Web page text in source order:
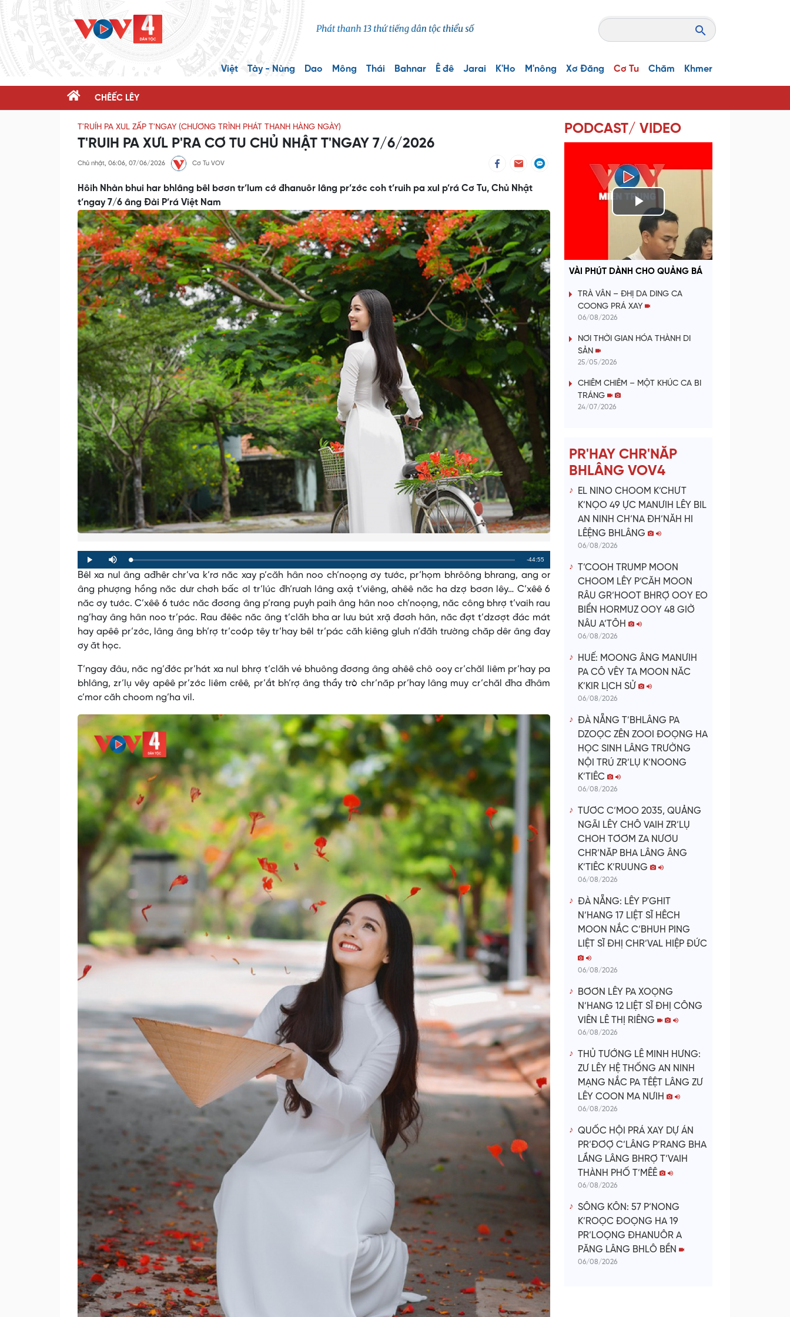
Việt Tày - Nùng Dao Mông Thái Bahnar Ê đê Jarai K'Ho M'nông Xơ Đăng Cơ Tu Chăm Khmer
CHÊẾC LÊY
T'RUÍH PA XUL ZẤP T'NGAY (CHƯƠNG TRÌNH PHÁT THANH HÀNG NGÀY)
T'RUIH PA XƯL P'RA CƠ TU CHỦ NHẬT T'NGAY 7/6/2026
Chủ nhật, 06:06, 07/06/2026 Cơ Tu VOV
Hôih Nhàn bhui har bhlâng bêl bơơn tr’lum cớ đhanuôr lâng pr’zớc coh t’ruih pa xul p’rá Cơ Tu, Chủ Nhật
t’ngay 7/6 âng Đài P’rá Việt Nam
Play Mute Loaded:
0%
Progress:
0%
Remaining
Time
-44:55
Bêl xa nul âng ađhêr chr’va k’rơ năc xay p’căh hân noo ch’noọng ơy tước, pr’họm bhrôông bhrang, ang or
âng phượng hồng năc dưr chơh bấc ơl tr’lúc đh’rưah lâng axậ t’viêng, ahêê năc ha dzợ bơơn lêy… C’xêê 6
năc ơy tước. C’xêê 6 tước năc đơơng âng p’rang puyh paih âng hân noo ch’noọng, năc công bhrợ t’vaih rau
ng’hay âng hân noo tr’pác. Rau đêêc năc âng t’clăh bha ar lưu bút xrặ đơơh hân, năc đợt t’dzơợt đác mát
hay apêê pr’zớc, lâng âng bh’rợ tr’coóp têy tr’hay bêl tr’pác căh kiêng gluh n’đăh trường chăp dêr âng đay
ơy ăt học.
T’ngay đâu, năc ng’đớc pr’hát xa nul bhrợ t’clăh vé bhuông đơơng âng ahêê chô ooy cr’chăl liêm pr’hay pa
bhlâng, zr’lụ vêy apêê pr’zớc liêm crêê, pr’ắt bh’rợ âng thầy trò chr’năp pr’hay lâng muy cr’chăl đha đhâm
c’mor căh choom ng’ha vil.
PODCAST/ VIDEO
P
l
a
y
i
d
VÀI PHÚT DÀNH CHO QUẢNG BÁ
TRÀ VÂN – ĐHỊ DA DING CA
COONG PRÁ XAY
06/08/2026
NƠI THỜI GIAN HÓA THÀNH DI
SẢN
25/05/2026
CHIÊM CHIÊM – MỘT KHÚC CA BI
TRÁNG
24/07/2026
PR'HAY CHR'NĂP
BHLÂNG VOV4
EL NINO CHOOM K’CHƯT
K’NỌO 49 ỰC MANƯIH LÊY BIL
AN NINH CH’NA ĐH’NĂH HI
LÊỆNG BHLÂNG
06/08/2026
T’COOH TRUMP MOON
CHOOM LÊY P’CĂH MOON
RÂU GR’HOOT BHRỢ OOY EO
BIỂN HORMUZ OOY 48 GIỜ
NÂU A’TÔH
06/08/2026
HUẾ: MOONG ÂNG MANƯIH
PA CÔ VÊY TA MOON NĂC
K’KIR LỊCH SỬ
06/08/2026
ĐÀ NẴNG T’BHLÂNG PA
DZOỌC ZÊN ZOOI ĐOỌNG HA
HỌC SINH LÂNG TRƯỜNG
NỘI TRÚ ZR’LỤ K’NOONG
K’TIÊC
06/08/2026
TƯƠC C’MOO 2035, QUẢNG
NGÃI LÊY CHÔ VAIH ZR’LỤ
CHOH TƠƠM ZA NƯƠU
CHR’NĂP BHA LÂNG ÂNG
K’TIÊC K’RUUNG
06/08/2026
ĐÀ NẴNG: LÊY P'GHIT
N’HANG 17 LIỆT SĨ HÊCH
MOON NẮC C’BHUH PING
LIỆT SĨ ĐHỊ CHR’VAL HIỆP ĐỨC
06/08/2026
BƠƠN LÊY PA XOỌNG
N’HANG 12 LIỆT SĨ ĐHỊ CÔNG
VIÊN LÊ THỊ RIÊNG
06/08/2026
THỦ TƯỚNG LÊ MINH HƯNG:
ZƯ LÊY HỆ THỐNG AN NINH
MẠNG NẮC PA TÊỆT LÂNG ZƯ
LÊY COON MA NƯIH
06/08/2026
QUỐC HỘI PRÁ XAY DỰ ÁN
PR’ĐƠỢ C’LÂNG P’RANG BHA
LẦNG LÂNG BHRỢ T’VAIH
THÀNH PHỐ T’MÊÊ
06/08/2026
SÔNG KÔN: 57 P’NONG
K’ROỌC ĐOỌNG HA 19
PR’LOỌNG ĐHANUÔR A
PĂNG LÂNG BHLÔ BỀN
06/08/2026